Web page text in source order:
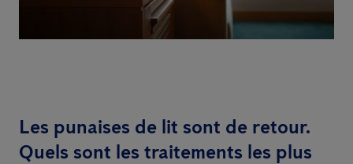
Les punaises de lit sont de retour.
Quels sont les traitements les plus